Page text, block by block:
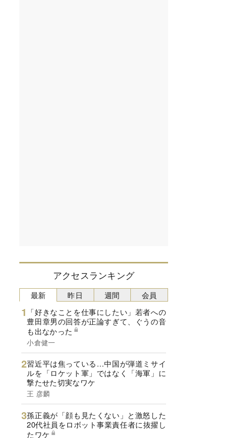
アクセスランキング
最新
「好きなことを仕事にしたい」若者への
豊田章男の回答が正論すぎて、ぐうの音
も出なかった
小倉健一
習近平は焦っている…中国が弾道ミサイ
ルを「ロケット軍」ではなく「海軍」に
撃たせた切実なワケ
王 彦麟
孫正義が「顔も見たくない」と激怒した
20代社員をロボット事業責任者に抜擢し
たワケ
昨日 週間 会員